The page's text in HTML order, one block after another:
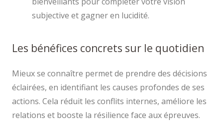
subjective et gagner en lucidité.
Les bénéfices concrets sur le quotidien
Mieux se connaître permet de prendre des décisions
éclairées, en identifiant les causes profondes de ses
actions. Cela réduit les conflits internes, améliore les
relations et booste la résilience face aux épreuves.